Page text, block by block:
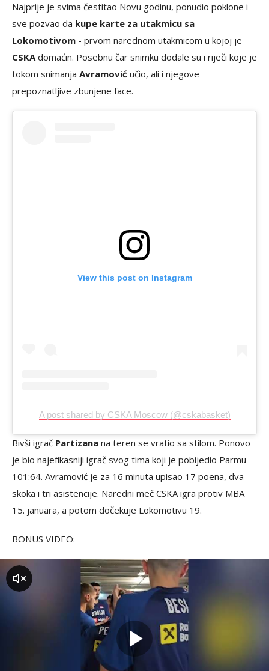
Najprije je svima čestitao Novu godinu, ponudio poklone i
sve pozvao da kupe karte za utakmicu sa
Lokomotivom - prvom narednom utakmicom u kojoj je
CSKAdomaćin. Posebnu čar snimku dodale su i riječi koje je
tokom snimanja Avramović učio, ali i njegove
prepoznatljive zbunjene face.
View this post on Instagram
A post shared by CSKA Moscow (@cskabasket)
Bivši igrač Partizana na teren se vratio sa stilom. Ponovo
je bio najefikasniji igrač svog tima koji je pobijedio Parmu
101:64. Avramović je za 16 minuta upisao 17 poena, dva
skoka i tri asistencije. Naredni meč CSKA igra protiv MBA
15. januara, a potom dočekuje Lokomotivu 19.
BONUS VIDEO: